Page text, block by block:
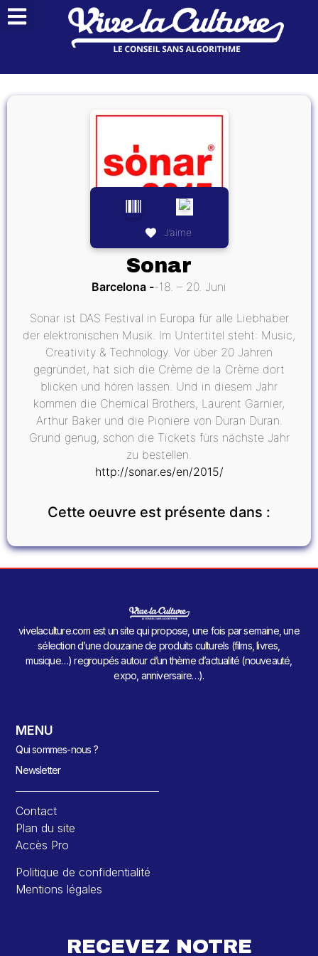
J’aime
Sonar
Barcelona 18. – 20. Juni
Sonar ist DAS Festival in Europa für alle Liebhaber
der elektronischen Musik. Im Untertitel steht: Music,
Creativity & Technology. Vor über 20 Jahren
gegründet, hat sich die Crème de la Crème dort
blicken und hören lassen. Und in diesem Jahr
kommen die Chemical Brothers, Laurent Garnier,
Arthur Baker und die Pioniere von Duran Duran.
Grund genug, schon die Tickets fürs nächste Jahr
zu bestellen.
http://sonar.es/en/2015/
Cette oeuvre est présente dans :
vivelaculture.com est un site qui propose, une fois par semaine, une
sélection d’une douzaine de produits culturels (films, livres,
musique…) regroupés autour d’un thème d’actualité (nouveauté,
expo, anniversaire…).
MENU
Qui sommes-nous ?
Newsletter
Contact
Plan du site
Accès Pro
Politique de confidentialité
Mentions légales
RECEVEZ NOTRE